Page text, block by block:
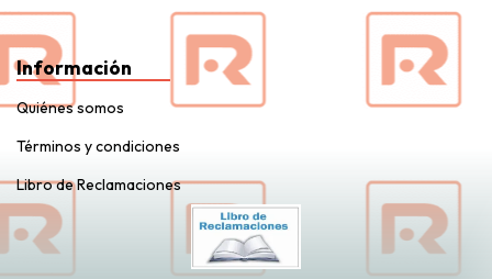
Información
Quiénes somos
Términos y condiciones
Libro de Reclamaciones